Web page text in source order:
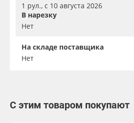
1 рул., с 10 августа 2026
В нарезку
Нет
На складе поставщика
Нет
С этим товаром покупают